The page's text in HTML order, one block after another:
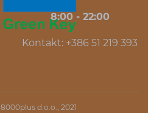
8:00 - 22:00
Kontakt: +386 51 219 393
8000plus d.o.o., 2021